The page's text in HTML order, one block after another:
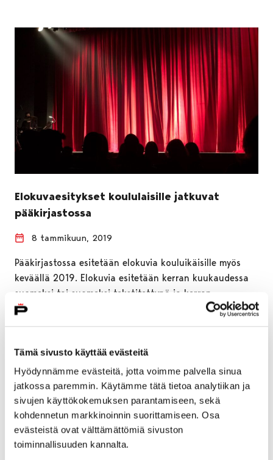
Tämä sivusto käyttää evästeitä
Hyödynnämme evästeitä, jotta voimme palvella sinua
jatkossa paremmin. Käytämme tätä tietoa analytiikan ja
sivujen käyttökokemuksen parantamiseen, sekä
kohdennetun markkinoinnin suorittamiseen. Osa
evästeistä ovat välttämättömiä sivuston
toiminnallisuuden kannalta.
Elokuvaesitykset koululaisille jatkuvat
pääkirjastossa
8 tammikuun, 2019
Pääkirjastossa esitetään elokuvia kouluikäisille myös
keväällä 2019. Elokuvia esitetään kerran kuukaudessa
suomeksi tai suomeksi tekstitettynä ja kerran
kuukaudessa ruotsiksi tai…